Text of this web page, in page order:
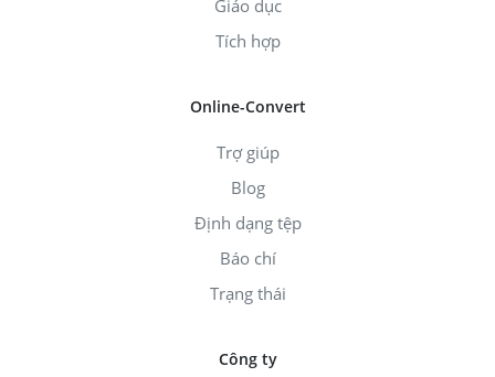
Giáo dục
Tích hợp
Online-Convert
Trợ giúp
Blog
Định dạng tệp
Báo chí
Trạng thái
Công ty